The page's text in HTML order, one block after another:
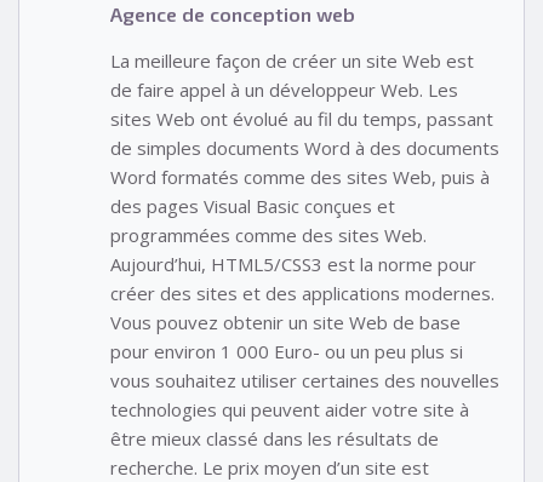
Agence de conception web
La meilleure façon de créer un site Web est
de faire appel à un développeur Web. Les
sites Web ont évolué au fil du temps, passant
de simples documents Word à des documents
Word formatés comme des sites Web, puis à
des pages Visual Basic conçues et
programmées comme des sites Web.
Aujourd’hui, HTML5/CSS3 est la norme pour
créer des sites et des applications modernes.
Vous pouvez obtenir un site Web de base
pour environ 1 000 Euro- ou un peu plus si
vous souhaitez utiliser certaines des nouvelles
technologies qui peuvent aider votre site à
être mieux classé dans les résultats de
recherche. Le prix moyen d’un site est